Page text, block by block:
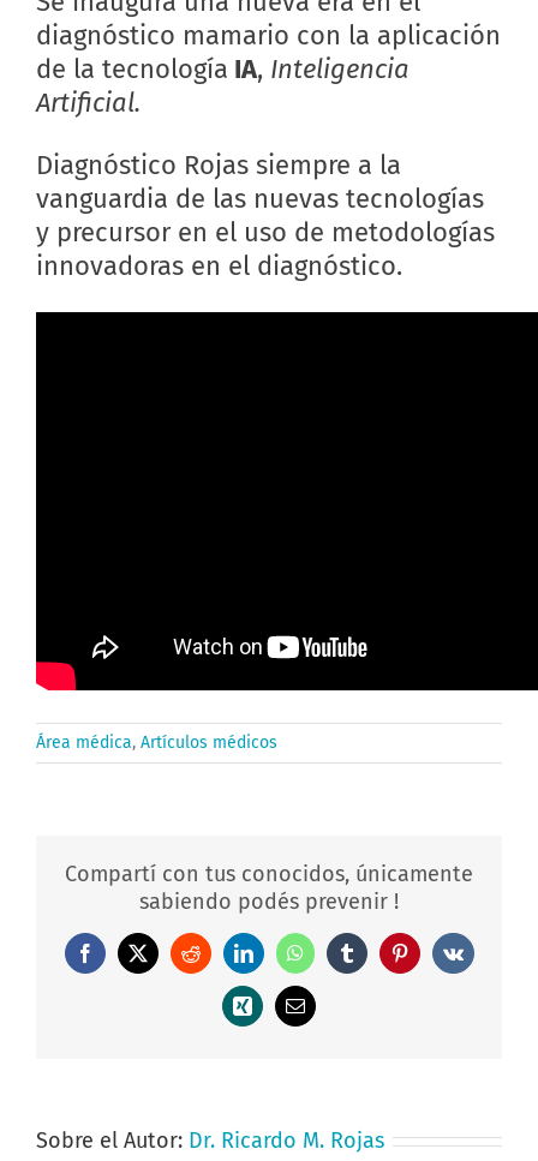
diagnóstico mamario con la aplicación
de la tecnología IA, Inteligencia
Artificial.
Diagnóstico Rojas siempre a la
vanguardia de las nuevas tecnologías
y precursor en el uso de metodologías
innovadoras en el diagnóstico.
Área médica, Artículos médicos
Compartí con tus conocidos, únicamente
sabiendo podés prevenir !
Facebook
X RedditLinkedInWhatsAppTumblrPinterestVk
Xing
Correo
Sobre el Autor: Dr. Ricardo M. Rojas